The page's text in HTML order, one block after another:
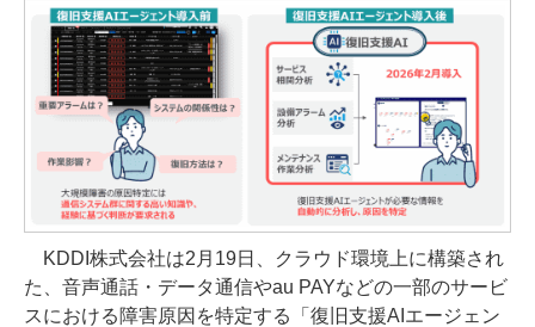
KDDI株式会社は2月19日、クラウド環境上に構築され
た、音声通話・データ通信やau PAYなどの一部のサービ
スにおける障害原因を特定する「復旧支援AIエージェン